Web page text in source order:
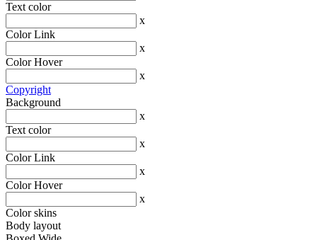
Text color
x
Color Link
x
Color Hover
x
Copyright
Background
x
Text color
x
Color Link
x
Color Hover
x
Color skins
Body layout